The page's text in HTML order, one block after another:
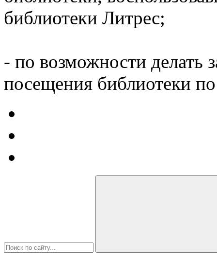
библиотеки Литрес;
- по возможности делать
посещения библиотеки